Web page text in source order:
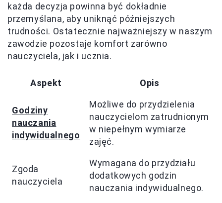
każda decyzja powinna być dokładnie
przemyślana, aby uniknąć późniejszych
trudności. Ostatecznie najważniejszy w naszym
zawodzie pozostaje komfort zarówno
nauczyciela, jak i ucznia.
Aspekt Opis
Godziny
nauczania
indywidualnego
Możliwe do przydzielenia
nauczycielom zatrudnionym
w niepełnym wymiarze
zajęć.
Zgoda
nauczyciela
Wymagana do przydziału
dodatkowych godzin
nauczania indywidualnego.